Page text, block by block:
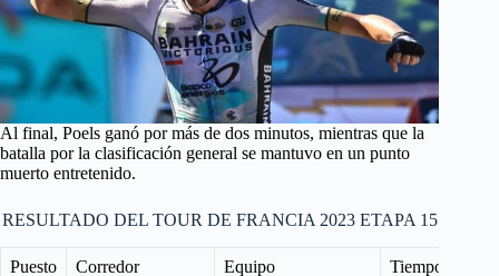
Al final, Poels ganó por más de dos minutos, mientras que la
batalla por la clasificación general se mantuvo en un punto
muerto entretenido.
RESULTADO DEL TOUR DE FRANCIA 2023 ETAPA 15
Puesto Corredor Equipo Tiempos